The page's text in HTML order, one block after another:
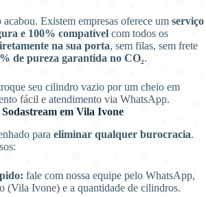
Existem empresas oferece um serviço
e 100% compatível com todos os
na sua porta, sem filas, sem frete
de pureza garantida no CO₂.
seu cilindro vazio por um cheio em
fácil e atendimento via WhatsApp.
em Vila Ivone
para eliminar qualquer burocracia.
fale com nossa equipe pelo WhatsApp,
(Vila Ivone) e a quantidade de cilindros.